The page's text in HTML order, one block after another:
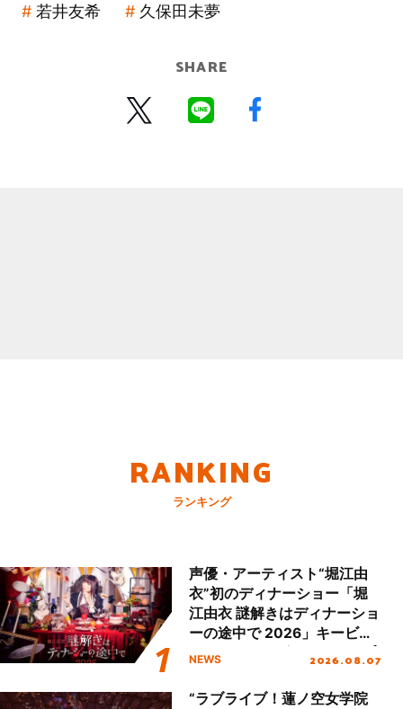
若井友希
久保田未夢
SHARE
RANKING
ランキング
声優・アーティスト“堀江由
衣”初のディナーショー「堀
江由衣 謎解きはディナーショ
ーの途中で 2026」キービジ
ュアル＆グッズラインナップ
NEWS 2026.08.07
“ラブライブ！蓮ノ空女学院